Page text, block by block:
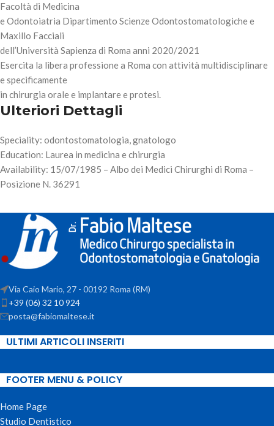
Facoltà di Medicina
e Odontoiatria Dipartimento Scienze Odontostomatologiche e
Maxillo Facciali
dell’Università Sapienza di Roma anni 2020/2021
Esercita la libera professione a Roma con attività multidisciplinare
e specificamente
in chirurgia orale e implantare e protesi.
Ulteriori Dettagli
Speciality: odontostomatologia, gnatologo
Education: Laurea in medicina e chirurgia
Availability: 15/07/1985 – Albo dei Medici Chirurghi di Roma –
Posizione N. 36291
Via Caio Mario, 27 - 00192 Roma (RM)
+39 (06) 32 10 924
posta@fabiomaltese.it
ULTIMI ARTICOLI INSERITI
FOOTER MENU & POLICY
Home Page
Studio Dentistico